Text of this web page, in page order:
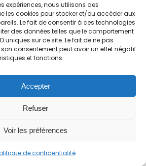
expériences, nous utilisons des
les cookies pour stocker et/ou accéder aux
Le fait de consentir à ces technologies
des données telles que le comportement
uniques sur ce site. Le fait de ne pas
consentement peut avoir un effet négatif
et fonctions.
Accepter
Refuser
Voir les préférences
de confidentialité
du Diag Eco-Flux a un
sur les équipes qui
Eco-Flux chez Bpifrance.
en efficacité dans le
des livrables et de la
grâce à
des processus. Cette
permettra rapidement de
des projets
Notre travail est en